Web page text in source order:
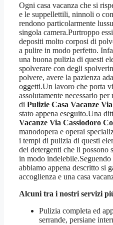
Ogni casa vacanza che si
e le suppellettili, ninnoli o
rendono particolarmente
singola camera.Purtroppo
depositi molto corposi di
a pulire in modo perfetto.
una buona pulizia di questi
spolverare con degli
polvere, avere la pazienza
oggetti.Un lavoro che porta
assolutamente necessario
di Pulizie Casa Vacanze
stato appena eseguito.Una
Vacanze Via Cassiodoro
manodopera e operai
i tempi di pulizia di questi
dei detergenti che li possono
in modo
abbiamo appena descritto si
accoglienza e una casa
Alcuni tra i nostri servizi
Pulizia completa ed
serrande, persiane